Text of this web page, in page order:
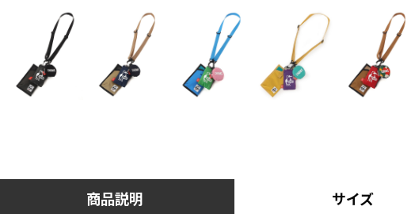
商品説明 サイズ